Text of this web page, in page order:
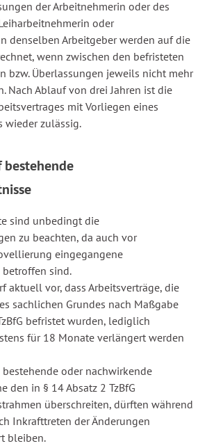
der Arbeitnehmerin oder des
oder
denselben Arbeitgeber werden auf die
wenn zwischen den befristeten
bzw. Überlassungen jeweils nicht mehr
Nach Ablauf von drei Jahren ist die
mit Vorliegen eines
wieder zulässig.
sind unbedingt die
zu beachten, da auch vor
eingegangene
sind.
aktuell vor, dass Arbeitsverträge, die
sachlichen Grundes nach Maßgabe
befristet wurden, lediglich
für 18 Monate verlängert werden
oder nachwirkende
den in § 14 Absatz 2 TzBfG
überschreiten, dürften während
Inkrafttreten der Änderungen
bleiben.